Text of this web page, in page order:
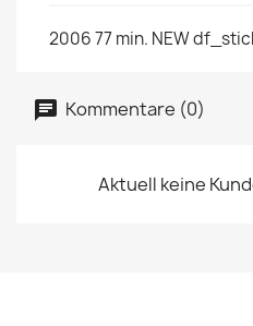
2006 77 min. NEW
Kommentare (0)
Aktuell keine